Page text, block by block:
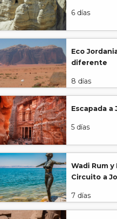
6 días
Eco
diferente
8 días
Escapada a
5 días
Wadi Rum
Circuito a
7 días